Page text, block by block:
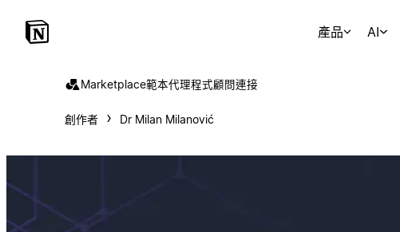
產品 AI
Marketplace範本代理程式顧問連接
創作者 Dr Milan Milanović